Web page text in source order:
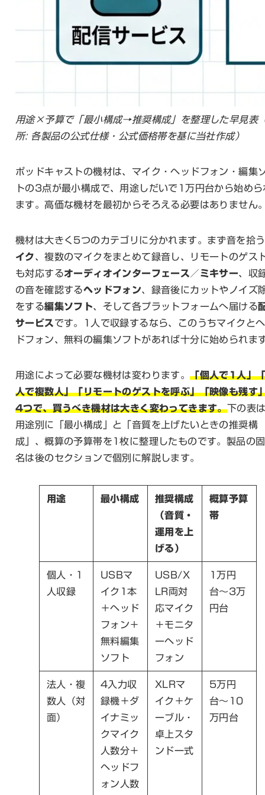
用途×予算で「最小構成→推奨構成」を整理した早見表
所: 各製品の公式仕様・公式価格帯を基に当社作成）
ポッドキャストの機材は、マイク・ヘッドフォン・編集
トの3点が最小構成で、用途しだいで1万円台から始めら
ます。高価な機材を最初からそろえる必要はありません
機材は大きく5つのカテゴリに分かれます。まず音を拾う
イク、複数のマイクをまとめて録音し、リモートのゲス
も対応するオーディオインターフェース／ミキサー、収
の音を確認するヘッドフォン、録音後にカットやノイズ
をする編集ソフト、そして各プラットフォームへ届ける
サービス です。1人で収録するなら、このうちマイクと
ドフォン、無料の編集ソフトがあれば十分に始められま
用途によって必要な機材は変わります。「個人で1人」
人で複数人」「リモートのゲストを呼ぶ」「映像も残す
4つで、買うべき機材は大きく変わってきます。下の表
用途別に「最小構成」と「音質を上げたいときの推奨構
成」、概算の予算帯を1枚に整理したものです。製品の
名は後のセクションで個別に解説します。
用途 最小構成
推奨構成
（音質・
運用を上
げる）
概算予算
帯
個人・1
人収録
USBマ
イク1本
＋ヘッド
フォン＋
無料編集
ソフト
USB/X
LR両対
応マイク
＋モニタ
ーヘッド
フォン
1万円
台〜3万
円台
法人・複
数人（対
面）
4入力収
録機＋ダ
イナミッ
クマイク
人数分＋
ヘッドフ
ォン人数
XLRマ
イク＋ケ
ーブル・
卓上スタ
ンド一式
5万円
台〜10
万円台